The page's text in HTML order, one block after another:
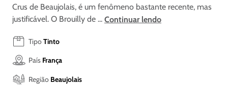
Crus de Beaujolais, é um fenômeno bastante recente, mas
justificável. O Brouilly de ... Continuar lendo
TipoTinto
País França
Região Beaujolais